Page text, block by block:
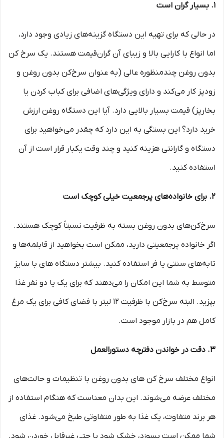
1. بسیار گران است
در حالی که برای تهیه این دستگاه گزینه‌های زیادی وجود دارد،
اما انواع با کارایی بالا و زیبای آن گران‌قیمت هستند. یک سرخ کن
بدون روغن چندمنظوره عالی (به عنوان سرخ‌کن بدون روغن و
زودپز کار می‌کند و دارای ویژگی‌های اضافی برای کباب کردن یا
بخارپز) قیمت بسیار بالایی دارد. آیا این دستگاه روغن ارزش
خرید دارد؟ این بستگی به این دارد که چقدر می‌خواهید برای
دستگاه و گارانتی هزینه کنید و چند وقت یکبار قرار است از آن
استفاده کنید.
2. برای خانواده‌های پرجمعیت خیلی کوچک است
سرخ‌کن‌های بدون روغن بسته به ظرفیت نسبتاً کوچک هستند.
اگر خانواده پرجمعیتی دارید، ممکن است بخواهید از قابلمه‌ها و
تابه‌های سنتی یا فر استفاده کنید. بیشتر دستگاه های با سایز
متوسط به شما این امکان را می‌دهند که برای یک یا دو نفر غذا
بپزید. البته سرخ‌کن با ظرفیت 12 لیتر با فضای کافی برای یک مرغ
کامل هم در بازار موجود است.
3. دقت در خواندن دفترچه دستورالعمل
انواع مختلف سرخ کن های بدون روغن با تنظیمات و حالت‌های
مختلف عرضه می‌شوند. این بدان معناست که هنگام استفاده از
هر برند متفاوت، یک غذا به طور متفاوتی طبخ می‌شود. غذای
شما ممکن است بسوزد، خشک شود یا حتی غیرقابل خوردن شود.